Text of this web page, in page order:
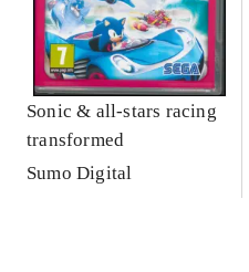
Sonic & all-stars racing
transformed
Sumo Digital